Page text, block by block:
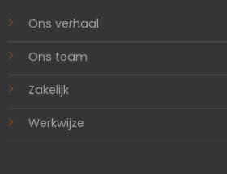
Ons verhaal
Ons team
Zakelijk
Werkwijze